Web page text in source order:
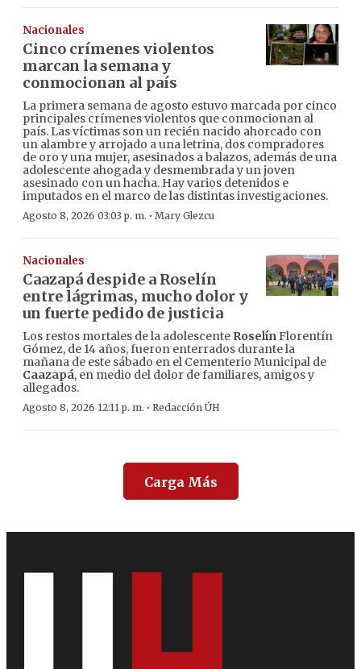
Nacionales
Cinco crímenes violentos
marcan la semana y
conmocionan al país
La primera semana de agosto estuvo marcada por cinco
principales crímenes violentos que conmocionan al
país. Las víctimas son un recién nacido ahorcado con
un alambre y arrojado a una letrina, dos compradores
de oro y una mujer, asesinados a balazos, además de una
adolescente ahogada y desmembrada y un joven
asesinado con un hacha. Hay varios detenidos e
imputados en el marco de las distintas investigaciones.
Agosto 8, 2026 03:03 p. m. · Mary Glezcu
Nacionales
Caazapá despide a Roselín
entre lágrimas, mucho dolor y
un fuerte pedido de justicia
Los restos mortales de la adolescente RoselínFlorentín
Gómez, de 14 años, fueron enterrados durante la
mañana de este sábado en el Cementerio Municipal de
Caazapá, en medio del dolor de familiares, amigos y
allegados.
Agosto 8, 2026 12:11 p. m. · Redacción ÚH
Carga Más